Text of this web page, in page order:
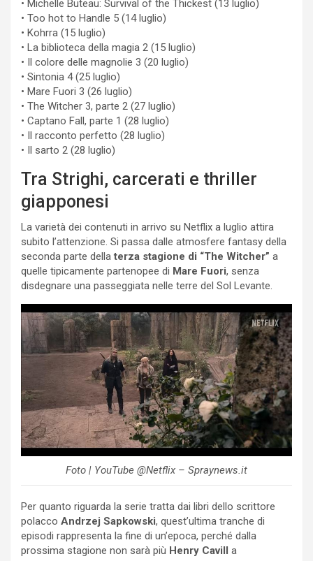
• Michelle Buteau: Survival of the Thickest (13 luglio)
• Too hot to Handle 5 (14 luglio)
• Kohrra (15 luglio)
• La biblioteca della magia 2 (15 luglio)
• Il colore delle magnolie 3 (20 luglio)
• Sintonia 4 (25 luglio)
• Mare Fuori 3 (26 luglio)
• The Witcher 3, parte 2 (27 luglio)
• Captano Fall, parte 1 (28 luglio)
• Il racconto perfetto (28 luglio)
• Il sarto 2 (28 luglio)
Tra Strighi, carcerati e thriller
giapponesi
La varietà dei contenuti in arrivo su Netflix a luglio attira
subito l’attenzione. Si passa dalle atmosfere fantasy della
seconda parte dellaterza stagione di “The Witcher” a
quelle tipicamente partenopee di Mare Fuori, senza
disdegnare una passeggiata nelle terre del Sol Levante.
Foto | YouTube @Netflix – Spraynews.it
Per quanto riguarda la serie tratta dai libri dello scrittore
polacco Andrzej Sapkowski, quest’ultima tranche di
episodi rappresenta la fine di un’epoca, perché dalla
prossima stagione non sarà più Henry Cavill a